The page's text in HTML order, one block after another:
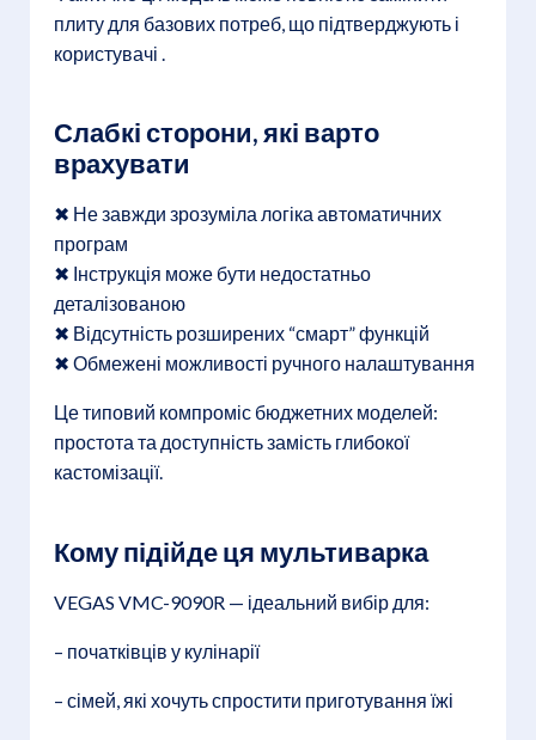
плиту для базових потреб, що підтверджують і
користувачі .
Слабкі сторони, які варто
врахувати
✖ Не завжди зрозуміла логіка автоматичних
програм
✖ Інструкція може бути недостатньо
деталізованою
✖ Відсутність розширених “смарт” функцій
✖ Обмежені можливості ручного налаштування
Це типовий компроміс бюджетних моделей:
простота та доступність замість глибокої
кастомізації.
Кому підійде ця мультиварка
VEGAS VMC-9090R — ідеальний вибір для:
– початківців у кулінарії
– сімей, які хочуть спростити приготування їжі